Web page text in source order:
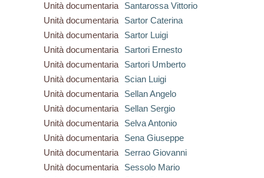
Unità documentaria
Santarossa Vittorio
Unità documentaria
Sartor Caterina
Unità documentaria
Sartor Luigi
Unità documentaria
Sartori Ernesto
Unità documentaria
Sartori Umberto
Unità documentaria
Scian Luigi
Unità documentaria
Sellan Angelo
Unità documentaria
Sellan Sergio
Unità documentaria
Selva Antonio
Unità documentaria
Sena Giuseppe
Unità documentaria
Serrao Giovanni
Unità documentaria
Sessolo Mario